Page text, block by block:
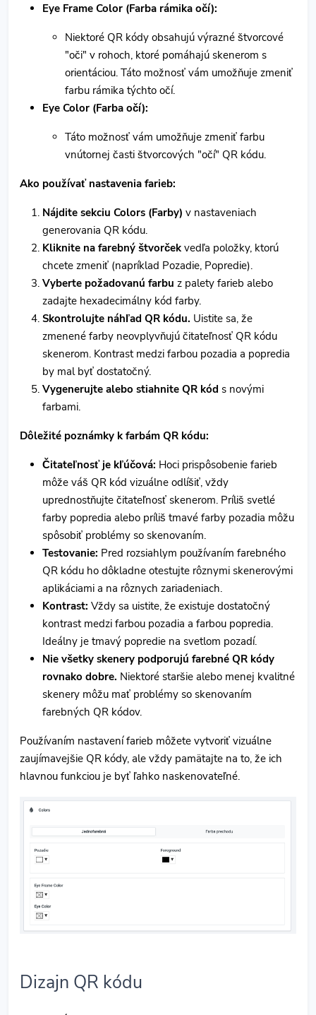
Eye Frame Color (Farba rámika očí):
Niektoré QR kódy obsahujú výrazné štvorcové
"oči" v rohoch, ktoré pomáhajú skenerom s
orientáciou. Táto možnosť vám umožňuje zmeniť
farbu rámika týchto očí.
Eye Color (Farba očí):
Táto možnosť vám umožňuje zmeniť farbu
vnútornej časti štvorcových "očí" QR kódu.
Ako používať nastavenia farieb:
Nájdite sekciu Colors (Farby) v nastaveniach
generovania QR kódu.
Kliknite na farebný štvorček vedľa položky, ktorú
chcete zmeniť (napríklad Pozadie, Popredie).
Vyberte požadovanú farbu z palety farieb alebo
zadajte hexadecimálny kód farby.
Skontrolujte náhľad QR kódu. Uistite sa, že
zmenené farby neovplyvňujú čitateľnosť QR kódu
skenerom. Kontrast medzi farbou pozadia a popredia
by mal byť dostatočný.
Vygenerujte alebo stiahnite QR kód s novými
farbami.
Dôležité poznámky k farbám QR kódu:
Čitateľnosť je kľúčová: Hoci prispôsobenie farieb
môže váš QR kód vizuálne odlíšiť, vždy
uprednostňujte čitateľnosť skenerom. Príliš svetlé
farby popredia alebo príliš tmavé farby pozadia môžu
spôsobiť problémy so skenovaním.
Testovanie: Pred rozsiahlym používaním farebného
QR kódu ho dôkladne otestujte rôznymi skenerovými
aplikáciami a na rôznych zariadeniach.
Kontrast: Vždy sa uistite, že existuje dostatočný
kontrast medzi farbou pozadia a farbou popredia.
Ideálny je tmavý popredie na svetlom pozadí.
Nie všetky skenery podporujú farebné QR kódy
rovnako dobre. Niektoré staršie alebo menej kvalitné
skenery môžu mať problémy so skenovaním
farebných QR kódov.
Používaním nastavení farieb môžete vytvoriť vizuálne
zaujímavejšie QR kódy, ale vždy pamätajte na to, že ich
hlavnou funkciou je byť ľahko naskenovateľné.
Dizajn QR kódu